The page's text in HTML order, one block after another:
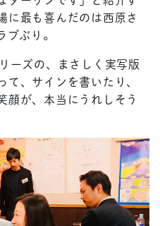
に最も喜んだのは西原さ
ブぶり。
ーズの、まさしく実写版
て、サインを書いたり、
顔が、本当にうれしそう